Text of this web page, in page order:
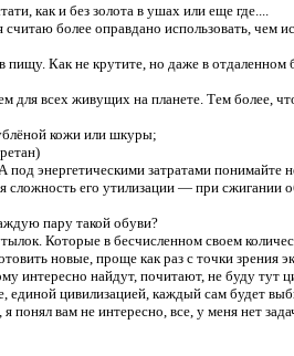
как и без золота в ушах или еще где....
более оправдано использовать, чем
Как не крутите, но даже в
всех живущих на планете. Тем более,
кожи или шкуры;
энергетическими затратами
его утилизации — при
пару такой обуви?
Которые в бесчисленном своем
новые, проще как раз с точки зрения
интересно найдут, почитают, не буду тут
цивилизацией, каждый сам будет
вам не интересно, все, у меня нет